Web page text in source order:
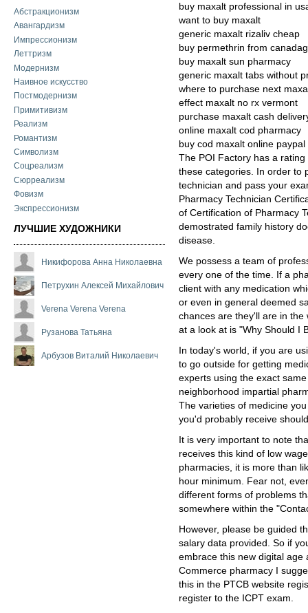
Абстракционизм
Авангардизм
Импрессионизм
Леттризм
Модернизм
Наивное искусство
Постмодернизм
Примитивизм
Реализм
Романтизм
Символизм
Соцреализм
Сюрреализм
Фовизм
Экспрессионизм
ЛУЧШИЕ ХУДОЖНИКИ
Никифорова Анна Николаевна
Петрухин Алексей Михайлович
Verena Verena Verena
Рузанова Татьяна
Арбузов Виталий Николаевич
buy maxalt professional in
want to buy maxalt
generic maxalt rizaliv cheap
buy permethrin from
buy maxalt sun pharmacy
generic maxalt tabs without
where to purchase next
effect maxalt no rx vermont
purchase maxalt cash
online maxalt cod pharmacy
buy cod maxalt online paypal
The POI Factory has a
these categories. In order to
technician and pass your
Pharmacy Technician
of Certification of Pharmacy
demostrated family history
disease.
We possess a team of
every one of the time. If a
client with any medication
or even in general deemed
chances are they'll are in the
at a look at is "Why Should I
In today's world, if you are
to go outside for getting
experts using the exact
neighborhood impartial
The varieties of medicine
you'd probably receive
It is very important to note
receives this kind of low
pharmacies, it is more than
hour minimum. Fear not,
different forms of problems
somewhere within the
However, please be guided
salary data provided. So if
embrace this new digital age
Commerce pharmacy I
this in the PTCB website
register to the ICPT exam.